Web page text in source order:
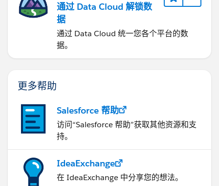
通过 Data Cloud 解锁数
据
通过 Data Cloud 统一您各个平台的数
据。
更多帮助
Salesforce 帮助
访问“Salesforce 帮助”获取其他资源和支
持。
IdeaExchange
在 IdeaExchange 中分享您的想法。